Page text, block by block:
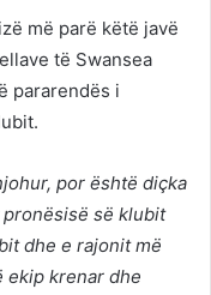
më parë këtë javë
të Swansea
pararendës i
por është diçka
së klubit
dhe e rajonit më
ekip krenar dhe